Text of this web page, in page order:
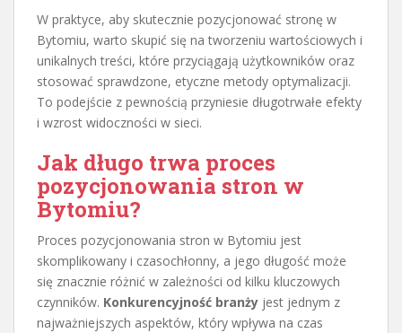
W praktyce, aby skutecznie pozycjonować stronę w
Bytomiu, warto skupić się na tworzeniu wartościowych i
unikalnych treści, które przyciągają użytkowników oraz
stosować sprawdzone, etyczne metody optymalizacji.
To podejście z pewnością przyniesie długotrwałe efekty
i wzrost widoczności w sieci.
Jak długo trwa proces
pozycjonowania stron w
Bytomiu?
Proces pozycjonowania stron w Bytomiu jest
skomplikowany i czasochłonny, a jego długość może
się znacznie różnić w zależności od kilku kluczowych
czynników. Konkurencyjność branży jest jednym z
najważniejszych aspektów, który wpływa na czas